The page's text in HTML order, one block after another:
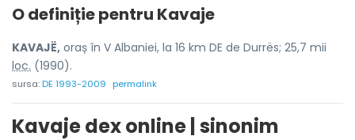
O definiție pentru Kavaje
KAVAJË, oraș în V Albaniei, la 16 km DE de Durrës; 25,7 mii
loc. (1990).
sursa:DE 1993-2009 permalink
Kavaje dex online | sinonim